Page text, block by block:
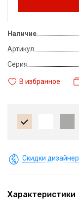
Наличие
Артикул
Серия
В избранное
Скидки
Характеристики